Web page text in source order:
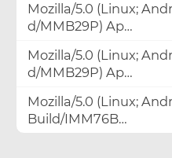
Mozilla/5.0 (Linux;
d/MMB29P) Ap…
Mozilla/5.0 (Linux;
d/MMB29P) Ap…
Mozilla/5.0 (Linux;
Build/IMM76B…